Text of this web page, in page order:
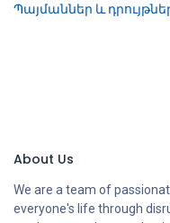
Պայմաններ և
About Us
We are a team of
everyone's life through